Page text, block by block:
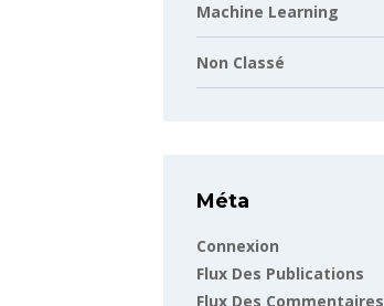
Machine Learning
Non Classé
Méta
Connexion
Flux Des Publications
Flux Des Commentaires